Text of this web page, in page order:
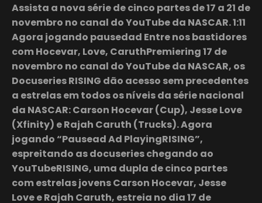
Assista a nova série de cinco partes de 17 a 21 de
novembro no canal do YouTube da NASCAR. 1:11
Agora jogando pausedad Entre nos bastidores
com Hocevar, Love, CaruthPremiering 17 de
novembro no canal do YouTube da NASCAR, os
Docuseries RISING dão acesso sem precedentes
a estrelas em todos os níveis da série nacional
da NASCAR: Carson Hocevar (Cup), Jesse Love
(Xfinity) e Rajah Caruth (Trucks). Agora
jogando “Pausead Ad PlayingRISING”,
espreitando as docuseries chegando ao
YouTubeRISING, uma dupla de cinco partes
com estrelas jovens Carson Hocevar, Jesse
Love e Rajah Caruth, estreia no dia 17 de